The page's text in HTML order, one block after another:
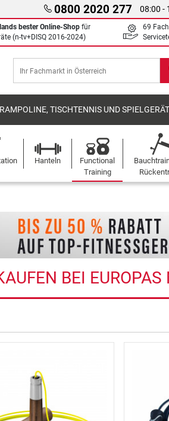
0800 2020 277 08:00 -
bester Online-Shop für
(n-tv+DISQ 2016-2024)
69
TISCHTENNIS UND
Hanteln
Functional
Training
BEI